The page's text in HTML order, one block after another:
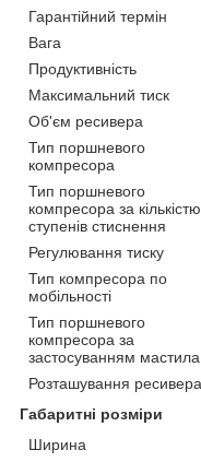
Гарантійний термін
Вага
Продуктивність
Максимальний тиск
Об'єм ресивера
Тип поршневого
компресора
Тип поршневого
компресора за кількістю
ступенів стиснення
Регулювання тиску
Тип компресора по
мобільності
Тип поршневого
компресора за
застосуванням мастила
Розташування ресивера
Габаритні розміри
Ширина